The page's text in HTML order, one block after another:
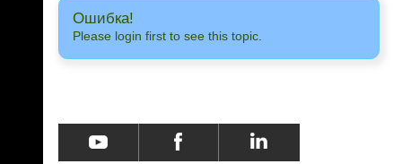
Ошибка!
Please login first to see this topic.